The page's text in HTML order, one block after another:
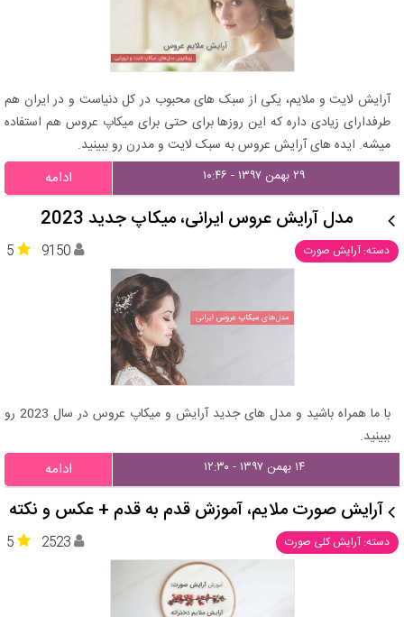
آرایش لایت و ملایم، یکی از سبک های محبوب در کل دنیاست و در ایران هم
طرفدارای زیادی داره که این روزها برای حتی برای میکاپ عروس هم استفاده
میشه. ایده های آرایش عروس به سبک لایت و مدرن رو ببینید.
۲۹ بهمن ۱۳۹۷ - ۱۰:۴۶ ادامه
مدل آرایش عروس ایرانی، میکاپ جدید 2023
دسته: آرایش صورت 5 9150
با ما همراه باشید و مدل های جدید آرایش و میکاپ عروس در سال 2023 رو
ببینید.
۱۴ بهمن ۱۳۹۷ - ۱۲:۳۰ ادامه
آرایش صورت ملایم، آموزش قدم به قدم + عکس و نکته
دسته: آرایش کلی صورت 5 2523